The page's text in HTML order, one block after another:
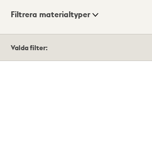
Visningsläge
Filtrera materialtyper
träffar
Valda filter: